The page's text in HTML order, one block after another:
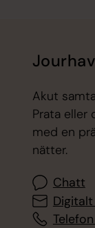
Akut
Prata eller
med en
nätter.
Chatt
Telefon